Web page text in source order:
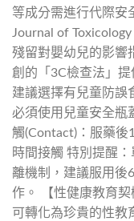
等成分需進行代際安
Journal of
殘留對嬰幼兒的影響
創的「3C檢查法」提
建議選擇有兒童防誤
必須使用兒童安全瓶
觸(Contact)：服藥後
時間接觸 特別提醒
離機制，建議服用後
作。 【性健康教育
可轉化為珍貴的性教